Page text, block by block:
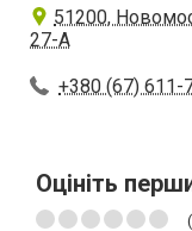
51200,
27-А
+380 (67) 611-
Оцініть
(